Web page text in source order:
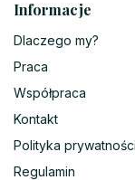
Informacje
Dlaczego my?
Praca
Współpraca
Kontakt
Polityka prywatności
Regulamin